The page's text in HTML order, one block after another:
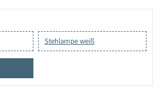
Stehlampe weiß